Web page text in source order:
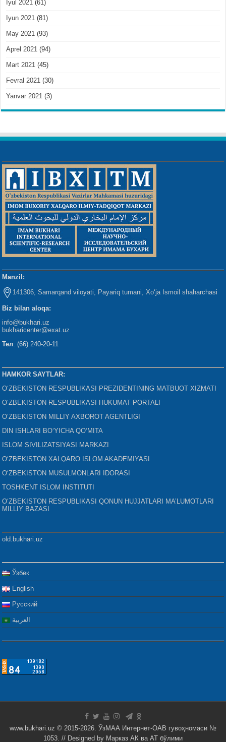
Iyul 2021 (61)
Iyun 2021 (81)
May 2021 (93)
Aprel 2021 (94)
Mart 2021 (45)
Fevral 2021 (30)
Yanvar 2021 (3)
Manzil:
141306, Samarqand viloyati, Payariq tumani, Xo‘ja Ismoil shaharchasi
Biz bilan aloqa:
info@bukhari.uz
bukharicenter@exat.uz
Тел: (66) 240-20-11
HAMKOR SAYTLAR:
O‘ZBEKISTON RESPUBLIKASI PREZIDENTINING MATBUOT XIZMATI
O‘ZBEKISTON RESPUBLIKASI HUKUMAT PORTALI
O‘ZBEKISTON MILLIY AXBOROT AGENTLIGI
DIN ISHLARI BO‘YICHA QO‘MITA
ISLOM SIVILIZATSIYASI MARKAZI
O‘ZBEKISTON XALQARO ISLOM AKADEMIYASI
O‘ZBEKISTON MUSULMONLARI IDORASI
TOSHKENT ISLOM INSTITUTI
O‘ZBEKISTON RESPUBLIKASI QONUN HUJJATLARI MA’LUMOTLARI
MILLIY BAZASI
old.bukhari.uz
Ўзбек
English
Русский
العربية
www.bukhari.uz © 2015-2026. ЎзМАА Интернет-ОАВ гувоҳномаси №
1053. // Designed by Марказ АК ва АТ бўлими